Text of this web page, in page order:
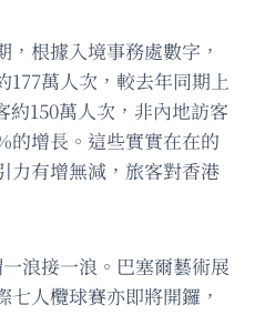
根據入境事務處數字，
177萬人次，較去年同期上
約150萬人次，非內地訪客
的增長。這些實實在在的
力有增無減，旅客對香港
浪接一浪。巴塞爾藝術展
人欖球賽亦即將開鑼，